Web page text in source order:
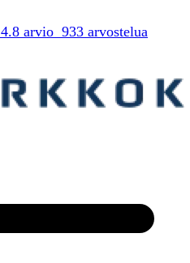
4.8 arvio 933 arvostelua